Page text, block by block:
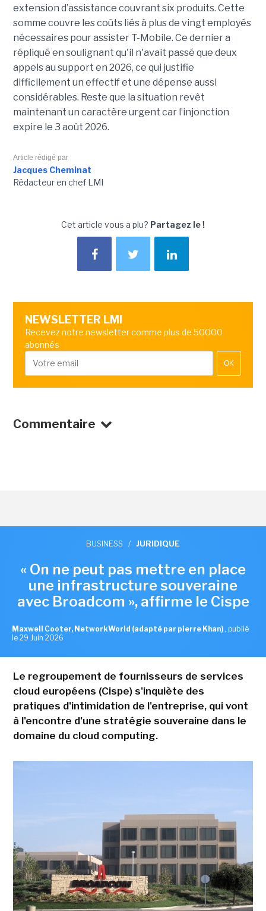
extension d’assistance couvrant six produits. Cette
somme couvre les coûts liés à plus de vingt employés
nécessaires pour assister T-Mobile. Ce dernier a
répliqué en soulignant qu'il n'avait passé que deux
appels au support en 2026, ce qui justifie
difficilement un effectif et une dépense aussi
considérables. Reste que la situation revêt
maintenant un caractère urgent car l’injonction
expire le 3 août 2026.
Article rédigé par
Jacques Cheminat
Rédacteur en chef LMI
Cet article vous a plu? Partagez le !
NEWSLETTER LMI
Recevez notre newsletter comme plus de 50000
abonnés
OK
Commentaire
BUSINESS / JURIDIQUE
« On ne peut pas mettre en place
une infrastructure souveraine
avec Broadcom », affirme le Cispe
Maxwell Cooter, NetworkWorld (adapté par pierre Khan) , publié
le 29 Juin 2026
Le regroupement de fournisseurs de services
cloud européens (Cispe) s'inquiète des
pratiques d'intimidation de l'entreprise, qui vont
à l'encontre d'une stratégie souveraine dans le
domaine du cloud computing.